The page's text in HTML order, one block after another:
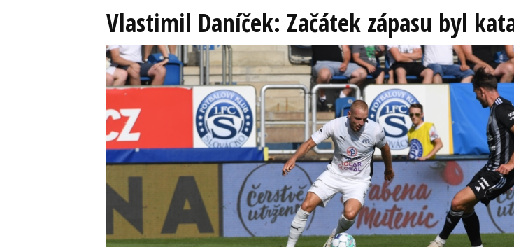
Vlastimil Daníček: Začátek zápasu byl